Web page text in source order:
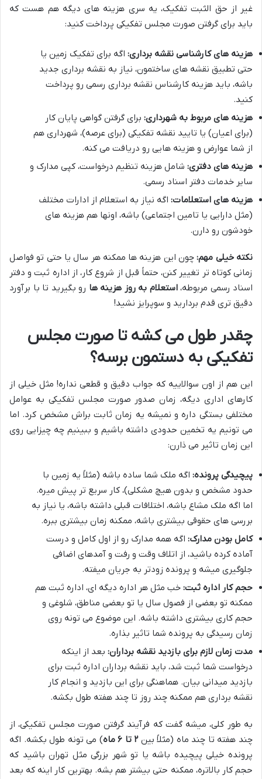
غیر از حق الثبت تفکیک، یه سری هزینه های دیگه هم هست که
باید برای گرفتن صورت مجلس تفکیکی پرداخت کنید:
هزینه های کارشناسی نقشه برداری: اگه برای تفکیک زمین یا
حتی تطبیق نقشه های ساختمون، نیاز به نقشه برداری جدید
باشه، باید هزینه کارشناس نقشه برداری رسمی رو پرداخت
کنید.
هزینه های مربوط به شهرداری: برای گرفتن گواهی پایان کار
(برای اعیان) یا تایید نقشه تفکیکی (برای عرصه)، شهرداری هم
از شما عوارض و هزینه هایی رو دریافت می کنه.
هزینه های دفتری: شامل هزینه تنظیم درخواست، کپی مدارک و
سایر خدمات دفتر اسناد رسمی.
هزینه های استعلامات: اگه نیاز به استعلام از ادارات مختلف
(مثل دارایی یا تامین اجتماعی) باشه، اونها هم هزینه های
خودشون رو دارن.
نکته خیلی مهم:چون این هزینه ها ممکنه هر سال یا حتی تو فواصل
زمانی کوتاه تر تغییر کنن، حتماً قبل از شروع کار، از اداره ثبت و دفتر
اسناد رسمی مربوطه،استعلام به روز هزینه ها رو بگیرید تا با برآورد
دقیق تری قدم بردارید و سوپرایز نشید!
چقدر طول می کشه تا صورت مجلس
تفکیکی به دستمون برسه؟
این هم از اون سوالاییه که جواب دقیق و قطعی نداره! مثل خیلی از
کارهای اداری دیگه، زمان صدور صورت مجلس تفکیکی به عوامل
مختلفی بستگی داره و نمیشه یه زمان ثابت براش مشخص کرد. اما
می تونیم یه تخمین حدودی داشته باشیم و ببینیم چه چیزایی روی
این زمان تاثیر می ذارن:
پیچیدگی پرونده: اگه ملک شما ساده باشه (مثلاً یه زمین با
حدود مشخص و بدون هیچ مشکلی)، کار سریع تر پیش میره.
اما اگه ملک مشاع باشه، اختلافات قبلی داشته باشه، یا نیاز به
بررسی های حقوقی بیشتری باشه، ممکنه زمان بیشتری ببره.
کامل بودن مدارک: اگه همه مدارک رو از اول کامل و درست
آماده کرده باشید، از اتلاف وقت و رفت و آمدهای اضافی
جلوگیری میشه و پرونده زودتر به جریان میفته.
حجم کار اداره ثبت: خب مثل هر اداره دیگه ای، اداره ثبت هم
ممکنه تو بعضی از فصول سال یا تو بعضی مناطق، شلوغی و
حجم کاری بیشتری داشته باشه. این موضوع می تونه روی
زمان رسیدگی به پرونده شما تاثیر بذاره.
مدت زمان لازم برای بازدید نقشه برداران: بعد از اینکه
درخواست شما ثبت شد، باید نقشه برداران اداره ثبت برای
بازدید میدانی بیان. هماهنگی برای این بازدید و انجام کار
نقشه برداری هم ممکنه چند روز تا چند هفته طول بکشه.
به طور کلی، میشه گفت که فرآیند گرفتن صورت مجلس تفکیکی، از
چند هفته تا چند ماه (مثلاً بین۲ تا ۶ ماه
) می تونه طول بکشه. اگه
پرونده خیلی پیچیده باشه یا تو شهر بزرگی مثل تهران باشید که
حجم کار بالاتره، ممکنه حتی بیشتر هم بشه. بهترین کار اینه که بعد